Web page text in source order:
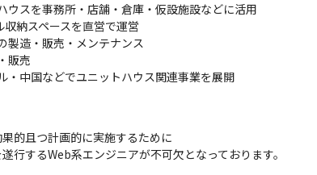
スを事務所・店舗・倉庫・仮設施設などに活用
納スペースを直営で運営
製造・販売・メンテナンス
販売
・中国などでユニットハウス関連事業を展開
的且つ計画的に実施するために
行するWeb系エンジニアが不可欠となっております。